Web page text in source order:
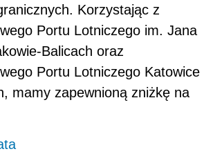
Korzystając z
Portu Lotniczego im. Jana
Balicach oraz
Portu Lotniczego Katowice
mamy zapewnioną zniżkę na